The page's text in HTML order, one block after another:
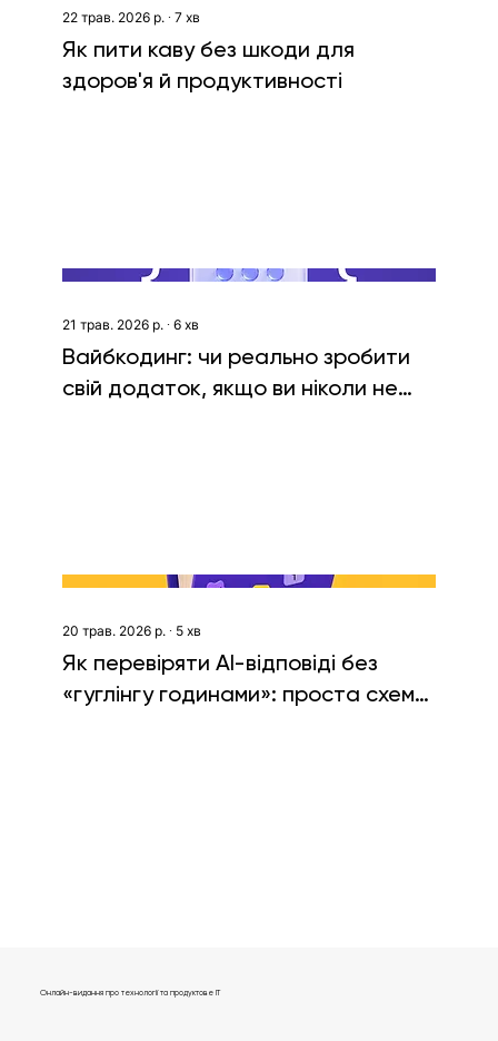
22 трав. 2026 р.∙ 7 хв
Як пити каву без шкоди для
здоров'я й продуктивності
21 трав. 2026 р. ∙ 6 хв
Вайбкодинг: чи реально зробити
свій додаток, якщо ви ніколи не
20 трав. 2026 р. ∙ 5 хв
Як перевіряти AI-відповіді без
«гуглінгу годинами»: проста схема
Онлайн-видання про технології та продуктове IT